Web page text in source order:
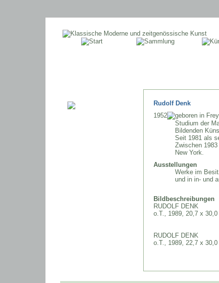
Rudolf Denk
1952
geboren in
Studium der
Bildenden
Seit 1981 als
Zwischen
New York.
Ausstellungen
Werke im
und in in- und
Bildbeschreibungen
RUDOLF DENK
o.T., 1989, 20,7 x
RUDOLF DENK
o.T., 1989, 22,7 x